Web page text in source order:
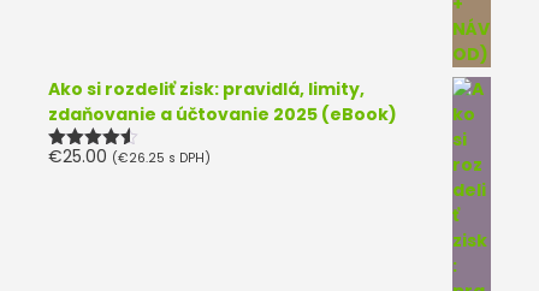
Ako si rozdeliť zisk: pravidlá, limity,
zdaňovanie a účtovanie 2025 (eBook)
Hodnotenie
€25.00 (€26.25 s DPH)